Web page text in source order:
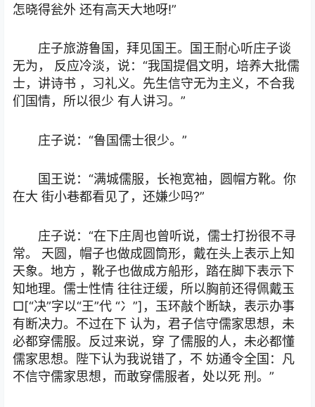
怎晓得瓮外 还有高天大地呀!”
庄子旅游鲁国，拜见国王。国王耐心听庄子谈
无为， 反应冷淡，说：“我国提倡文明，培养大批儒
士，讲诗书 ，习礼义。先生信守无为主义，不合我
们国情，所以很少 有人讲习。”
庄子说：“鲁国儒士很少。”
国王说：“满城儒服，长袍宽袖，圆帽方靴。你
在大 街小巷都看见了，还嫌少吗?”
庄子说：“在下庄周也曾听说，儒士打扮很不寻
常。 天圆，帽子也做成圆筒形，戴在头上表示上知
天象。地方 ，靴子也做成方船形，踏在脚下表示下
知地理。儒士性情 往往迂缓，所以胸前还得佩戴玉
□[“决”字以“王”代 “冫”]，玉环敲个断缺，表示办事
有断决力。不过在下 认为，君子信守儒家思想，未
必都穿儒服。反过来说，穿 了儒服的人，未必都懂
儒家思想。陛下认为我说错了，不 妨通令全国：凡
不信守儒家思想，而敢穿儒服者，处以死 刑。”